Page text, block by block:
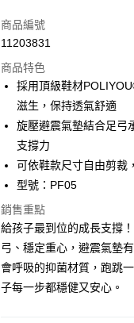
信用卡一次付款
LINE Pay
Apple Pay
ATM付款
運送方式
全家取貨付款
每筆NT$100，滿NT$888(
付款後全家取貨
每筆NT$100，滿NT$888(
商品編號
11203831
商品特色
採用頂級鞋材
滋生，保持透氣舒適
旋壓避震氣墊結合足弓
支撐力
可依鞋款尺寸自由剪裁
型號：PF05
銷售重點
給孩子最到位的成長支撐
弓、穩定重心，避震氣墊
會呼吸的抑菌材質，跑跳
子每一步都穩健又安心。